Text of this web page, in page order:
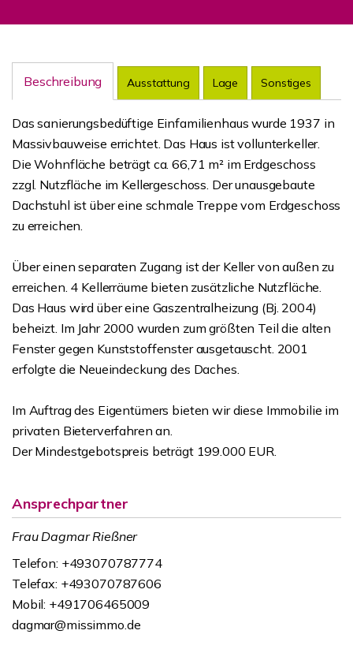
Beschreibung Ausstattung Lage Sonstiges
Das sanierungsbedüftige Einfamilienhaus wurde 1937 in
Massivbauweise errichtet. Das Haus ist vollunterkeller.
Die Wohnfläche beträgt ca. 66,71 m² im Erdgeschoss
zzgl. Nutzfläche im Kellergeschoss. Der unausgebaute
Dachstuhl ist über eine schmale Treppe vom Erdgeschoss
zu erreichen.
Über einen separaten Zugang ist der Keller von außen zu
erreichen. 4 Kellerräume bieten zusätzliche Nutzfläche.
Das Haus wird über eine Gaszentralheizung (Bj. 2004)
beheizt. Im Jahr 2000 wurden zum größten Teil die alten
Fenster gegen Kunststoffenster ausgetauscht. 2001
erfolgte die Neueindeckung des Daches.
Im Auftrag des Eigentümers bieten wir diese Immobilie im
privaten Bieterverfahren an.
Der Mindestgebotspreis beträgt 199.000 EUR.
Ansprechpartner
Frau Dagmar Rießner
Telefon: +493070787774
Telefax: +493070787606
Mobil: +491706465009
dagmar@missimmo.de